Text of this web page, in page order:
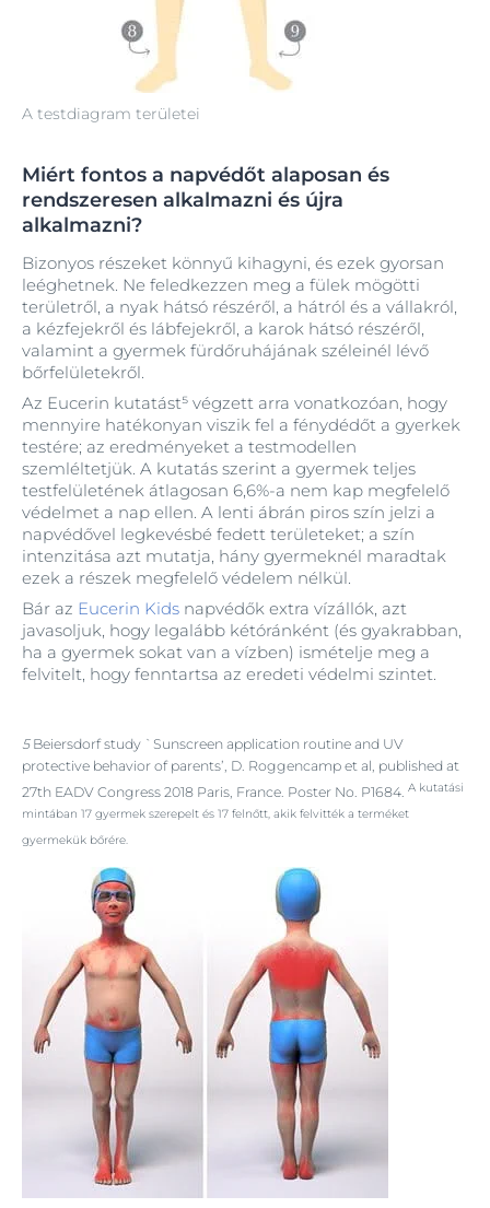
A testdiagram területei
Miért fontos a napvédőt alaposan és
rendszeresen alkalmazni és újra
alkalmazni?
Bizonyos részeket könnyű kihagyni, és ezek gyorsan
leéghetnek. Ne feledkezzen meg a fülek mögötti
területről, a nyak hátsó részéről, a hátról és a vállakról,
a kézfejekről és lábfejekről, a karok hátsó részéről,
valamint a gyermek fürdőruhájának széleinél lévő
bőrfelületekről.
Az Eucerin kutatást⁵ végzett arra vonatkozóan, hogy
mennyire hatékonyan viszik fel a fénydédőt a gyerkek
testére; az eredményeket a testmodellen
szemléltetjük. A kutatás szerint a gyermek teljes
testfelületének átlagosan 6,6%-a nem kap megfelelő
védelmet a nap ellen. A lenti ábrán piros szín jelzi a
napvédővel legkevésbé fedett területeket; a szín
intenzitása azt mutatja, hány gyermeknél maradtak
ezek a részek megfelelő védelem nélkül.
Bár az Eucerin Kids napvédők extra vízállók, azt
javasoljuk, hogy legalább kétóránként (és gyakrabban,
ha a gyermek sokat van a vízben) ismételje meg a
felvitelt, hogy fenntartsa az eredeti védelmi szintet.
5Beiersdorf study `Sunscreen application routine and UV
protective behavior of parents’, D. Roggencamp et al, published at
27th EADV Congress 2018 Paris, France. Poster No. P1684. A kutatási
mintában 17 gyermek szerepelt és 17 felnőtt, akik felvitték a terméket
gyermekük bőrére.